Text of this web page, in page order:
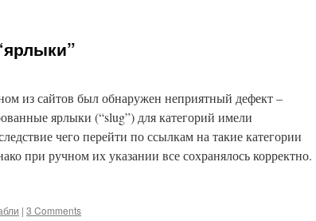
из сайтов был обнаружен неприятный дефект –
ярлыки (“slug”) для категорий имели
чего перейти по ссылкам на такие категории
при ручном их указании все сохранялось корректно.
| 3 Comments